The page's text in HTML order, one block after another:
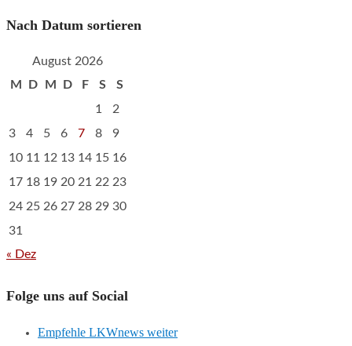
Nach Datum sortieren
August 2026
M
D M D F S
S
1
2
3
4 5 6 7 8
9
10 11 12 13 14 15 16
17 18 19 20 21 22 23
24 25 26 27 28 29 30
31
« Dez
Folge uns auf Social
Empfehle LKWnews weiter